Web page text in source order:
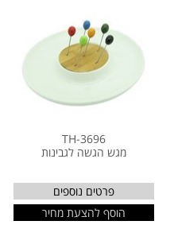
TH-3696
מגש הגשה לגבינות
פרטים נוספים
הוסף להצעת מחיר